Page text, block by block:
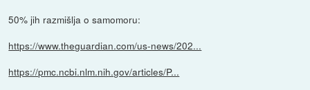
50% jih razmišlja o samomoru:
https://www.theguardian.com/us-news/202...
https://pmc.ncbi.nlm.nih.gov/articles/P...